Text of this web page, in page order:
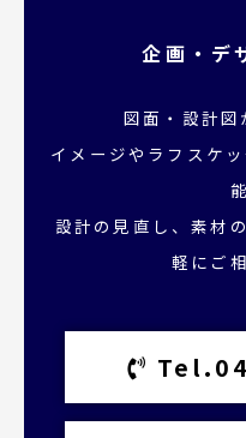
企画・デ
図面・設計図
イメージやラフスケ
設計の見直し、素材
軽にご